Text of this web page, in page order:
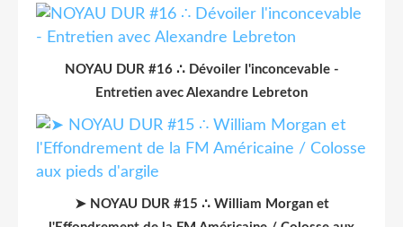
NOYAU DUR #16 ∴ Dévoiler l'inconcevable -
Entretien avec Alexandre Lebreton
➤ NOYAU DUR #15 ∴ William Morgan et